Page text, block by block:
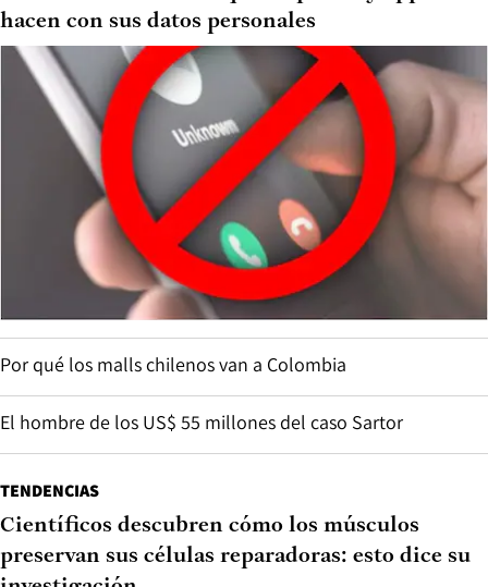
hacen con sus datos personales
Por qué los malls chilenos van a Colombia
El hombre de los US$ 55 millones del caso Sartor
TENDENCIAS
Científicos descubren cómo los músculos
preservan sus células reparadoras: esto dice su